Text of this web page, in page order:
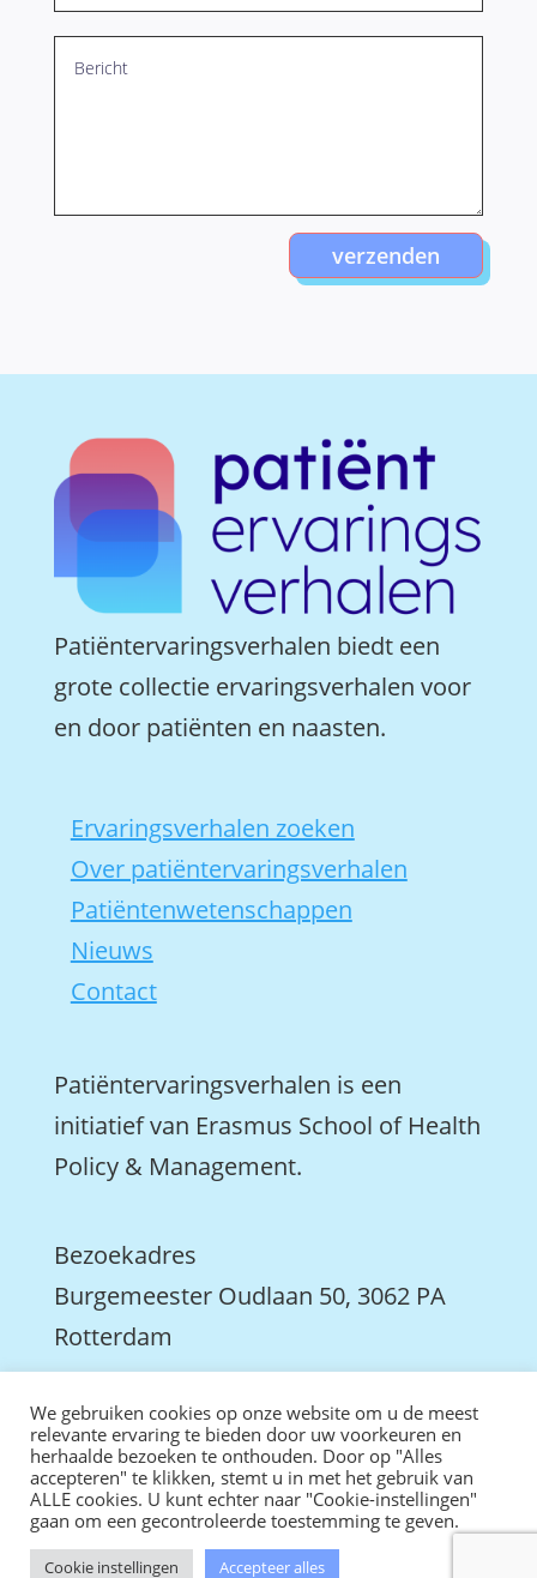
verzenden
Patiëntervaringsverhalen biedt een
grote collectie ervaringsverhalen voor
en door patiënten en naasten.
Ervaringsverhalen zoeken
Over patiëntervaringsverhalen
Patiëntenwetenschappen
Nieuws
Contact
Patiëntervaringsverhalen is een
initiatief van Erasmus School of Health
Policy & Management.
Bezoekadres
Burgemeester Oudlaan 50, 3062 PA
Rotterdam
 We zijn ook actief op LinkedIn
We gebruiken cookies op onze website om u de meest
relevante ervaring te bieden door uw voorkeuren en
herhaalde bezoeken te onthouden. Door op "Alles
accepteren" te klikken, stemt u in met het gebruik van
ALLE cookies. U kunt echter naar "Cookie-instellingen"
gaan om een gecontroleerde toestemming te geven.
Cookie instellingen Accepteer alles